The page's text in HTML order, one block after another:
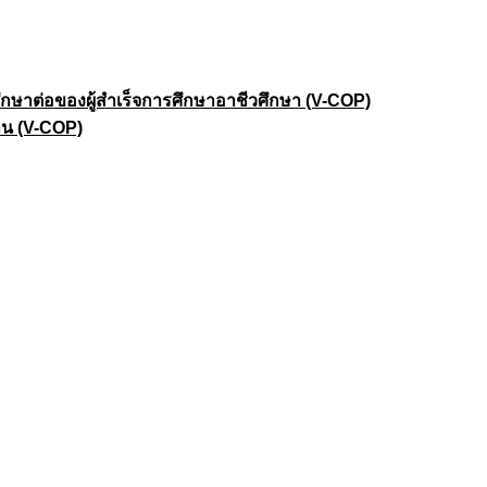
าต่อของผู้สำเร็จการศึกษาอาชีวศึกษา (V-COP)
(V-COP)